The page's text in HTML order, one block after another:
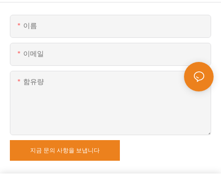
이름
이메일
함유량
지금 문의 사항을 보냅니다